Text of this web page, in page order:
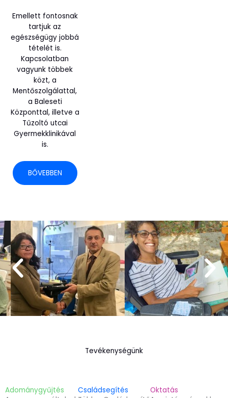
Emellett fontosnak
tartjuk az
egészségügy jobbá
tételét is.
Kapcsolatban
vagyunk többek
közt, a
Mentőszolgálattal,
a Baleseti
Központtal, illetve a
Tűzoltó utcai
Gyermekklinikával
is.
BŐVEBBEN
Tevékenységünk
Adománygyűjtés
Családsegítés
Oktatás